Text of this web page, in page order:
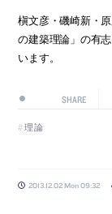
槇文彦・磯崎新・
の建築理論」の有
います。
SHARE
理論
2013.12.02 Mon 09:32